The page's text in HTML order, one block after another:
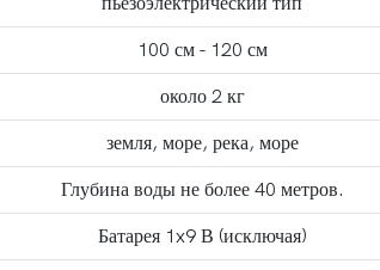
100 см - 120 см
около 2 кг
земля, море, река, море
Глубина воды не более 40 метров.
Батарея 1x9 В (исключая)